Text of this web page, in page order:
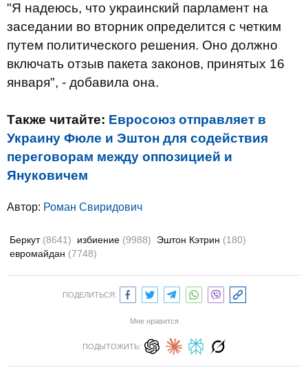
"Я надеюсь, что украинский парламент на
заседании во вторник определится с четким
путем политического решения. Оно должно
включать отзыв пакета законов, принятых 16
января", - добавила она.
Также читайте: Евросоюз отправляет в
Украину Фюле и Эштон для содействия
переговорам между оппозицией и
Януковичем
Автор: Роман Свиридович
Беркут (8641) избиение (9988) Эштон Кэтрин (180)
евромайдан (7748)
ПОДЕЛИТЬСЯ:
Мне нравится
ПОДЫТОЖИТЬ: